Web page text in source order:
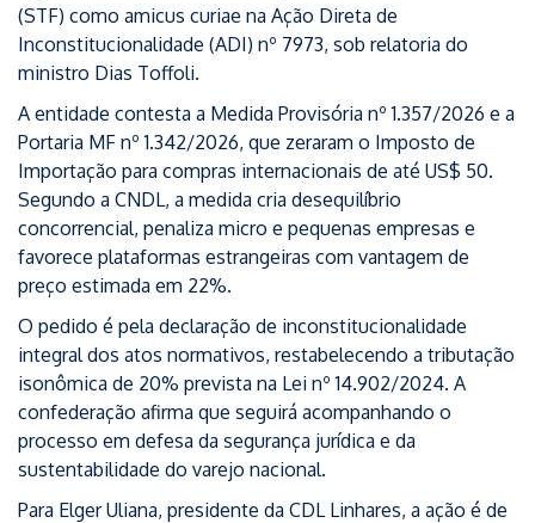
(STF) como amicus curiae na Ação Direta de
Inconstitucionalidade (ADI) nº 7973, sob relatoria do
ministro Dias Toffoli.
A entidade contesta a Medida Provisória nº 1.357/2026 e a
Portaria MF nº 1.342/2026, que zeraram o Imposto de
Importação para compras internacionais de até US$ 50.
Segundo a CNDL, a medida cria desequilíbrio
concorrencial, penaliza micro e pequenas empresas e
favorece plataformas estrangeiras com vantagem de
preço estimada em 22%.
O pedido é pela declaração de inconstitucionalidade
integral dos atos normativos, restabelecendo a tributação
isonômica de 20% prevista na Lei nº 14.902/2024. A
confederação afirma que seguirá acompanhando o
processo em defesa da segurança jurídica e da
sustentabilidade do varejo nacional.
Para Elger Uliana, presidente da CDL Linhares, a ação é de